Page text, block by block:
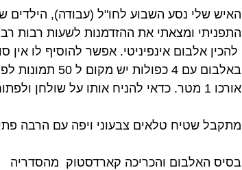
האיש שלי נסע השבוע לחו"ל (עבודה), הילדים
התפניתי ומצאתי את ההזדמנות לשעות רבות
להכין אלבום אינפיניטי. אפשר להוסיף לו אין
באלבום עם 4 כפולות יש מקום ל 50 תמונות לפחות.
אורכו 1 מטר. כדאי להניח אותו על שולחן ולפתוח כפולה אחרי כפולה.
מתקבל שטיח טלאים צבעוני ויפה עם הרבה
בסיס האלבום והכריכה קארדסטוק מהסדריה